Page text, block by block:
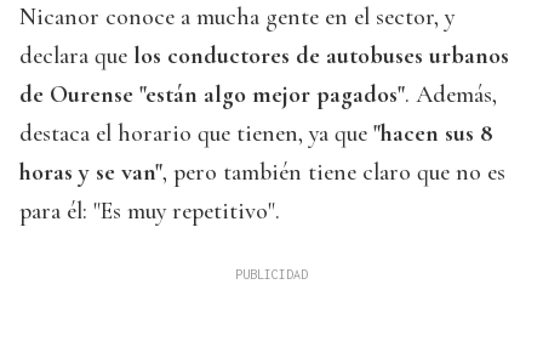
Nicanor conoce a mucha gente en el sector, y
declara que los conductores de autobuses urbanos
de Ourense "están algo mejor pagados". Además,
destaca el horario que tienen, ya que "hacen sus 8
horas y se van", pero también tiene claro que no es
para él: "Es muy repetitivo".